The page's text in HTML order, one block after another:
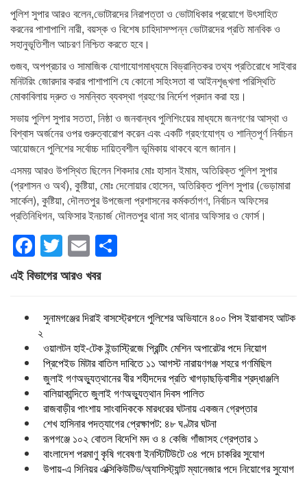
পুলিশ সুপার আরও বলেন,ভোটারদের নিরাপত্তা ও ভোটাধিকার প্রয়োগে উৎসাহিত
করনের পাশাপাশি নারী, বয়স্ক ও বিশেষ চাহিদাসম্পন্ন ভোটারদের প্রতি মানবিক ও
সহানুভূতিশীল আচরণ নিশ্চিত করতে হবে।
গুজব, অপপ্রচার ও সামাজিক যোগাযোগমাধ্যমে বিভ্রান্তিকর তথ্য প্রতিরোধে সাইবার
মনিটরিং জোরদার করার পাশাপাশি যে কোনো সহিংসতা বা আইনশৃঙ্খলা পরিস্থিতি
মোকাবিলায় দ্রুত ও সমন্বিত ব্যবস্থা গ্রহণের নির্দেশ প্রদান করা হয়।
সভায় পুলিশ সুপার সততা, নিষ্ঠা ও জনবান্ধব পুলিশিংয়ের মাধ্যমে জনগণের আস্থা ও
বিশ্বাস অর্জনের ওপর গুরুত্বারোপ করেন এবং একটি গ্রহণযোগ্য ও শান্তিপূর্ণ নির্বাচন
আয়োজনে পুলিশের সর্বোচ্চ দায়িত্বশীল ভূমিকায় থাকবে বলে জানান।
এসময় আরও উপস্থিত ছিলেন শিকদার মোঃ হাসান ইমাম, অতিরিক্ত পুলিশ সুপার
(প্রশাসন ও অর্থ), কুষ্টিয়া, মোঃ দেলোয়ার হোসেন, অতিরিক্ত পুলিশ সুপার (ভেড়ামারা
সার্কেল), কুষ্টিয়া, দৌলতপুর উপজেলা প্রশাসনের কর্মকর্তাগণ, নির্বাচন অফিসের
প্রতিনিধিগন, অফিসার ইনচার্জ দৌলতপুর থানা সহ থানার অফিসার ও ফোর্স।
Facebook
Twitter
Email
এই বিভাগের আরও খবর
সুনামগঞ্জের দিরাই বাসস্ট্রেশনে পুলিশের অভিযানে ৪০০ পিস ইয়াবাসহ আটক
২
ওয়ালটন হাই-টেক ইন্ডাস্ট্রিজে প্রিন্টিং মেশিন অপারেটর পদে নিয়োগ
প্রিপেইড মিটার বাতিল দাবিতে ১১ আগস্ট নারায়ণগঞ্জ শহরে গণমিছিল
জুলাই গণঅভ্যুত্থানের বীর শহীদদের প্রতি খাগড়াছড়িবাসীর শ্রদ্ধাঞ্জলি
বালিয়াকান্দিতে জুলাই গণঅভ্যুত্থান দিবস পালিত
রাজবাড়ীর পাংশায় সাংবাদিককে মারধরের ঘটনায় একজন গ্রেপ্তার
শেখ হাসিনার পদত্যাগের প্রেক্ষাপট: ৪৮ ঘণ্টার ঘটনা
রূপগঞ্জে ১০২ বোতল বিদেশি মদ ও ৪ কেজি গাঁজাসহ গ্রেপ্তার ১
বাংলাদেশ পরমাণু কৃষি গবেষণা ইনস্টিটিউটে ৩৪ পদে চাকরির সুযোগ
উপায়-এ সিনিয়র এক্সিকিউটিভ/অ্যাসিস্ট্যান্ট ম্যানেজার পদে নিয়োগের সুযোগ